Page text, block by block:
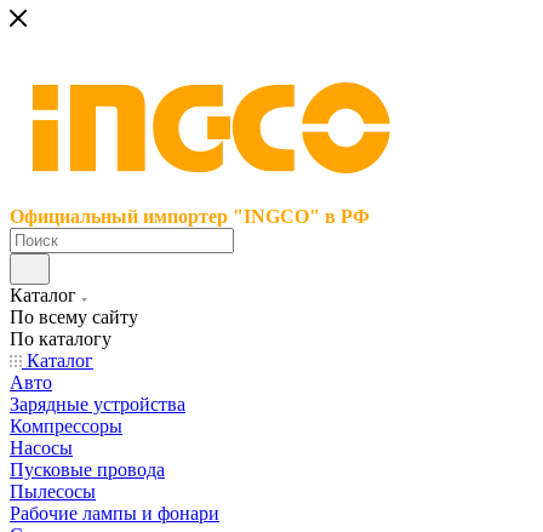
Официальный импортер "INGCO" в РФ
Каталог
По всему сайту
По каталогу
Каталог
Авто
Зарядные устройства
Компрессоры
Насосы
Пусковые провода
Пылесосы
Рабочие лампы и фонари